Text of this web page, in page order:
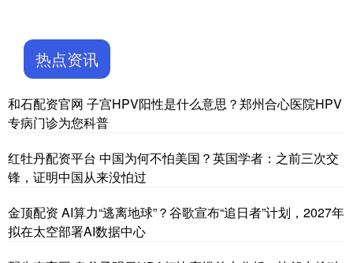
热点资讯
和石配资官网 子宫HPV阳性是什么意思？郑州合心医院HPV
专病门诊为您科普
红牡丹配资平台 中国为何不怕美国？英国学者：之前三次交
锋，证明中国从来没怕过
金顶配资 AI算力“逃离地球”？谷歌宣布“追日者”计划，2027年
拟在太空部署AI数据中心